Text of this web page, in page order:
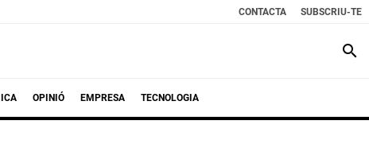
CONTACTA SUBSCRIU-TE
search
OPINIÓ EMPRESA TECNOLOGIA